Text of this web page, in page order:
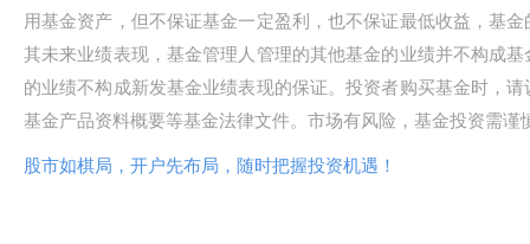
用基金资产，但不保证基金一定盈利，也不保证最低收益，基
其未来业绩表现，基金管理人管理的其他基金的业绩并不构成
的业绩不构成新发基金业绩表现的保证。投资者购买基金时，
基金产品资料概要等基金法律文件。市场有风险，基金投资需谨
股市如棋局，开户先布局，随时把握投资机遇！